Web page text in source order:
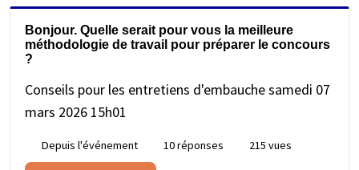
Bonjour. Quelle serait pour vous la meilleure
méthodologie de travail pour préparer le concours
?
Conseils pour les entretiens d'embauchesamedi 07
mars 2026 15h01
Depuis l'événement 10 réponses 215 vues